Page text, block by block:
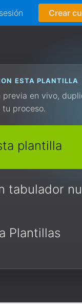
Crear
ESTA PLANTILLA
en vivo,
proceso.
plantilla
tabulador
Plantillas